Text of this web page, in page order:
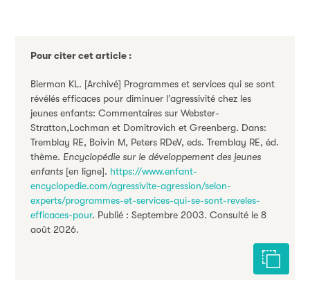
Pour citer cet article :
Bierman KL. [Archivé] Programmes et services qui se sont
révélés efficaces pour diminuer l’agressivité chez les
jeunes enfants: Commentaires sur Webster-
Stratton,Lochman et Domitrovich et Greenberg. Dans:
Tremblay RE, Boivin M, Peters RDeV, eds. Tremblay RE, éd.
thème. Encyclopédie sur le développement des jeunes
enfants [en ligne]. https://www.enfant-
encyclopedie.com/agressivite-agression/selon-
experts/programmes-et-services-qui-se-sont-reveles-
efficaces-pour. Publié : Septembre 2003. Consulté le 8
août 2026.
Citer